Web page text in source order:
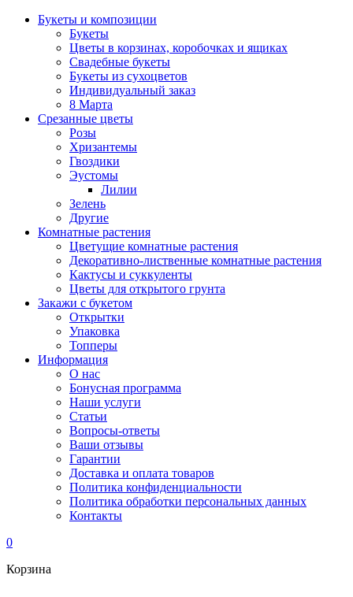
Букеты и композиции
Букеты
Цветы в корзинах, коробочках и ящиках
Свадебные букеты
Букеты из сухоцветов
Индивидуальный заказ
8 Марта
Срезанные цветы
Розы
Хризантемы
Гвоздики
Эустомы
Лилии
Зелень
Другие
Комнатные растения
Цветущие комнатные растения
Декоративно-лиственные комнатные растения
Кактусы и суккуленты
Цветы для открытого грунта
Закажи с букетом
Открытки
Упаковка
Топперы
Информация
О нас
Бонусная программа
Наши услуги
Статьи
Вопросы-ответы
Ваши отзывы
Гарантии
Доставка и оплата товаров
Политика конфиденциальности
Политика обработки персональных данных
Контакты
0
Корзина